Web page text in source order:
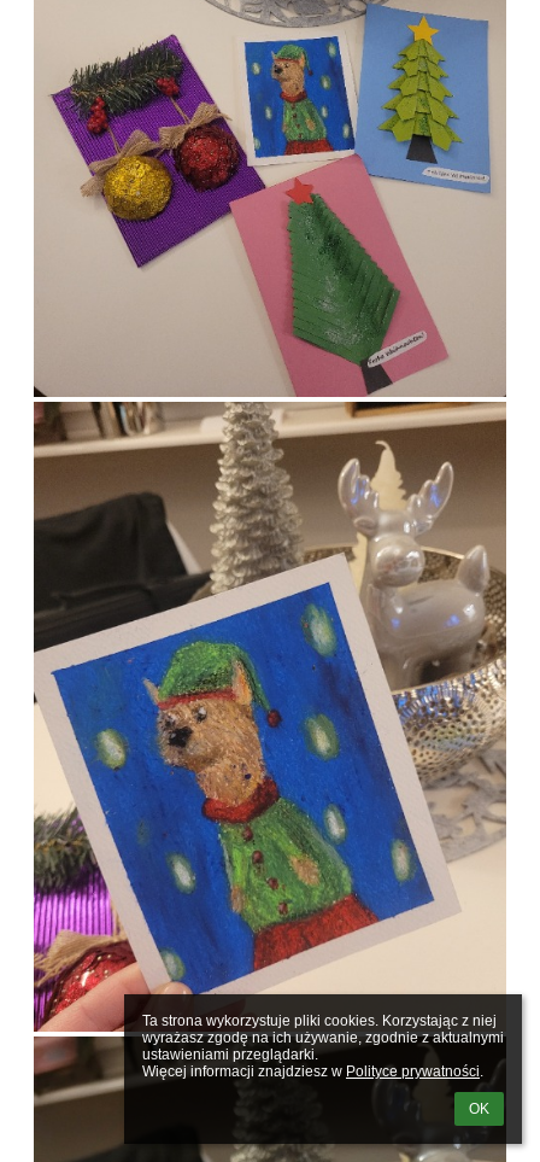
Ta strona wykorzystuje pliki cookies. Korzystając z niej
wyrażasz zgodę na ich używanie, zgodnie z aktualnymi
ustawieniami przeglądarki.
Więcej informacji znajdziesz w Polityce prywatności.
OK